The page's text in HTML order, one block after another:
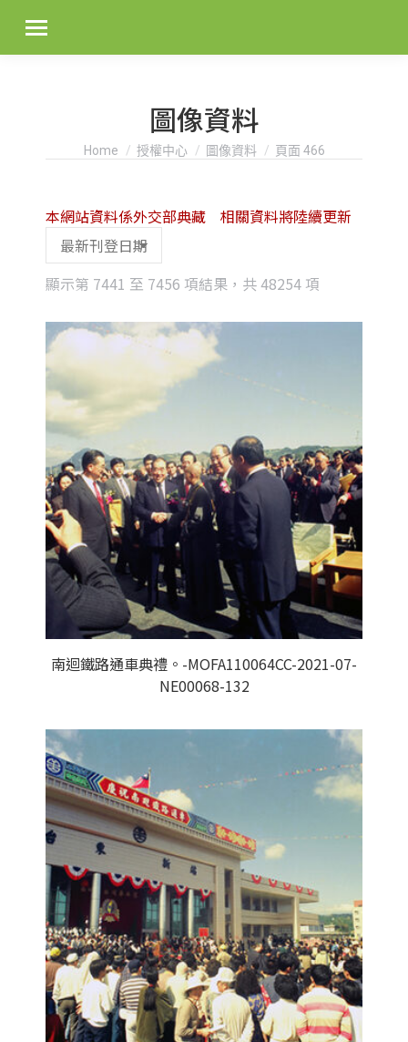
圖像資料
You are here:
Home 授權中心 圖像資料 頁面 466
顯示第 7441 至 7456 項結果，共 48254 項
latest
本網站資料係外交部典藏 相關資料將陸續更新
南迴鐵路通車典禮。-MOFA110064CC-2021-07-
NE00068-132